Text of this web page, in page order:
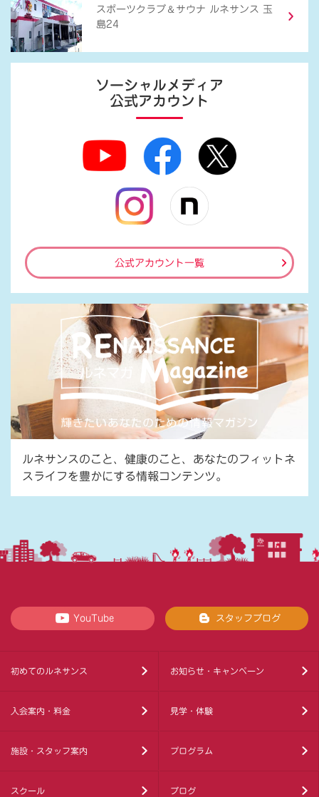
スポーツクラブ ＆ サウナ ルネサンス 玉
島24
ソーシャルメディア
公式アカウント
公式アカウント一覧
ルネサンスのこと、健康のこと、あなたのフィットネ
スライフを豊かにする情報コンテンツ。
YouTube スタッフブログ
初めてのルネサンス お知らせ・キャンペーン
入会案内・料金 見学・体験
施設・スタッフ案内 プログラム
スクール ブログ